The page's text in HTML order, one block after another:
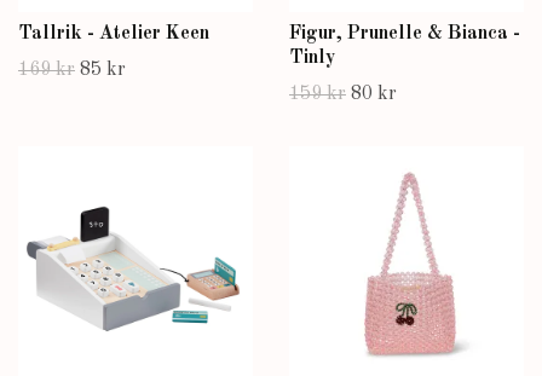
Tallrik - Atelier Keen
169 kr 85 kr
Figur, Prunelle & Bianca -
Tinly
159 kr 80 kr